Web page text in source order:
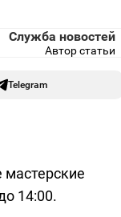
Служба новостей
Автор статьи
Telegram
мастерские
14:00.